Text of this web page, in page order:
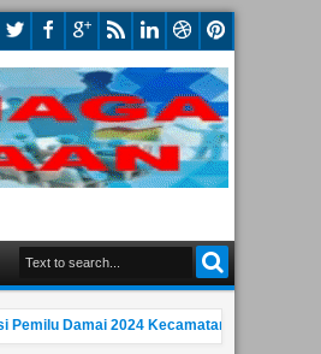
Damai 2024 Kecamatan Bubutan